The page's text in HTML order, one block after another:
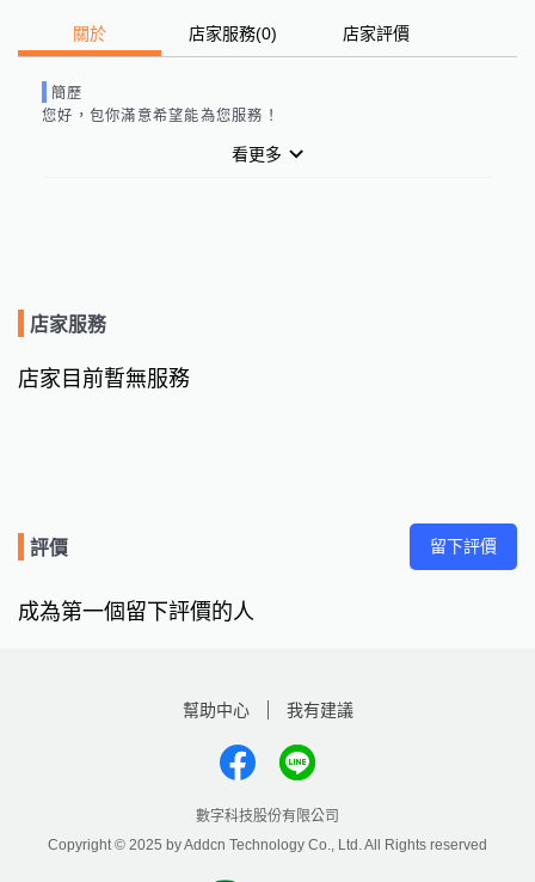
關於 店家服務(0) 店家評價
簡歷
您好， 包你滿意希望能為您服務！
看更多
店家服務
店家目前暫無服務
評價 留下評價
成為第一個留下評價的人
幫助中心 我有建議
數字科技股份有限公司
Copyright © 2025 by Addcn Technology Co., Ltd. All Rights reserved